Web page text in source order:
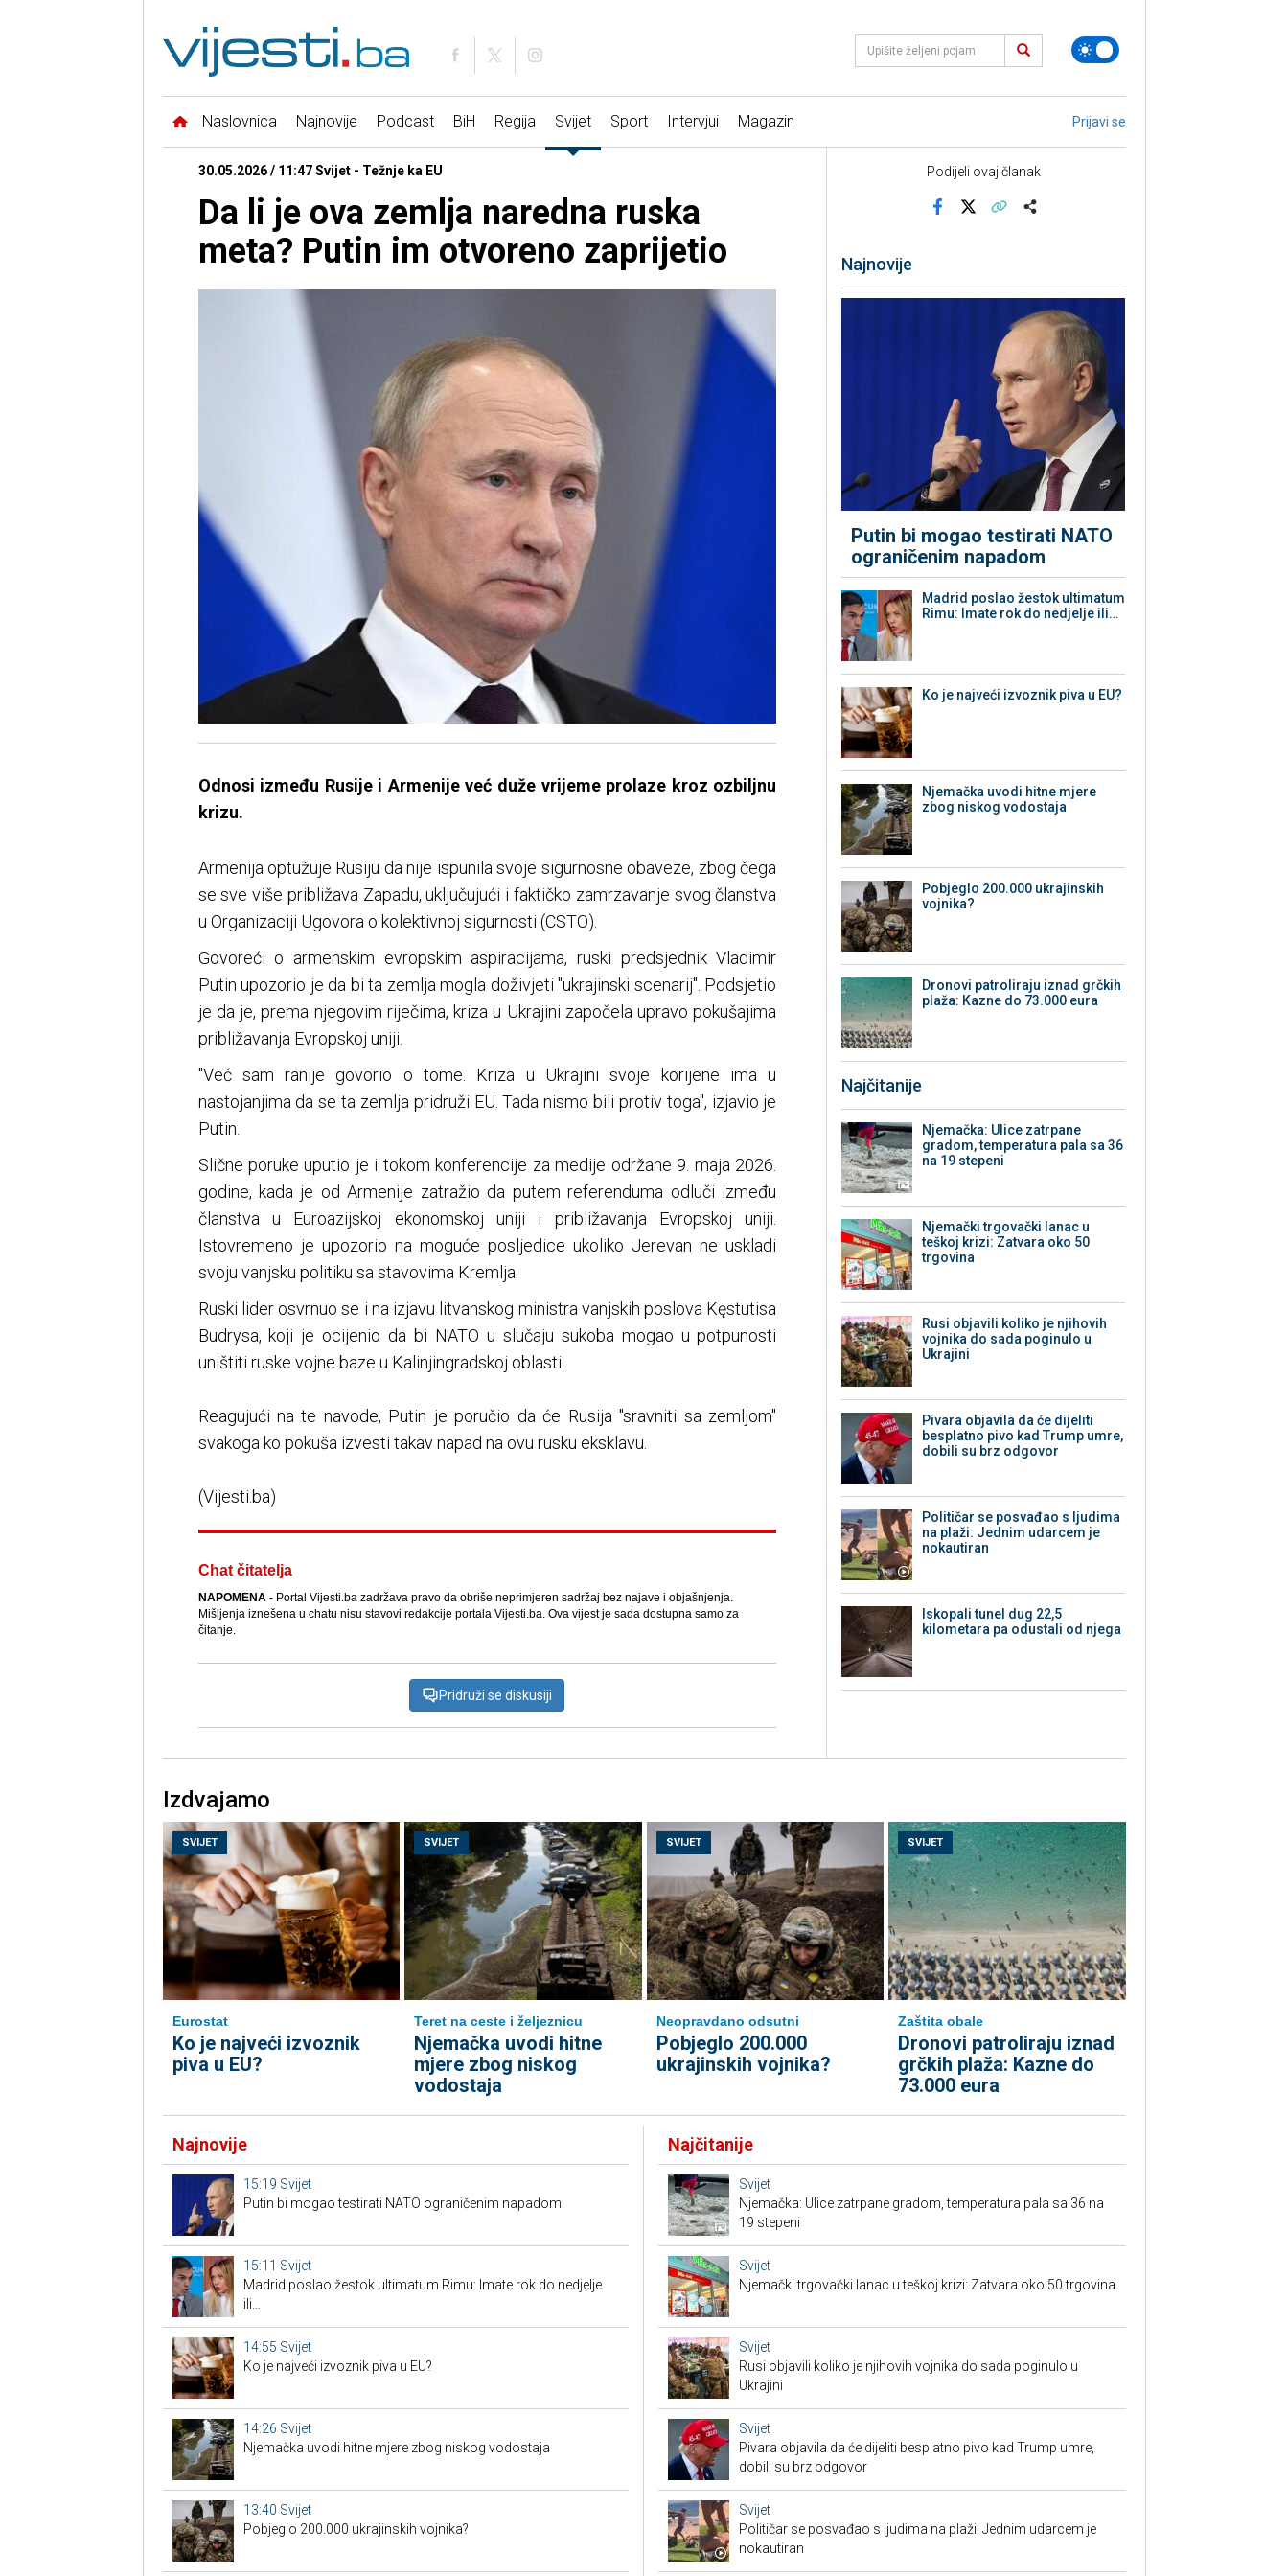
Naslovnica Najnovije Podcast BiH Regija Svijet Sport Intervjui Magazin Prijavi se
30.05.2026 / 11:47 Svijet - Težnje ka EU
Da li je ova zemlja naredna ruska
meta? Putin im otvoreno zaprijetio
Odnosi između Rusije i Armenije već duže vrijeme prolaze kroz ozbiljnu
krizu.
Armenija optužuje Rusiju da nije ispunila svoje sigurnosne obaveze, zbog čega
se sve više približava Zapadu, uključujući i faktičko zamrzavanje svog članstva
u Organizaciji Ugovora o kolektivnoj sigurnosti (CSTO).
Govoreći o armenskim evropskim aspiracijama, ruski predsjednik Vladimir
Putin upozorio je da bi ta zemlja mogla doživjeti "ukrajinski scenarij". Podsjetio
je da je, prema njegovim riječima, kriza u Ukrajini započela upravo pokušajima
približavanja Evropskoj uniji.
"Već sam ranije govorio o tome. Kriza u Ukrajini svoje korijene ima u
nastojanjima da se ta zemlja pridruži EU. Tada nismo bili protiv toga", izjavio je
Putin.
Slične poruke uputio je i tokom konferencije za medije održane 9. maja 2026.
godine, kada je od Armenije zatražio da putem referenduma odluči između
članstva u Euroazijskoj ekonomskoj uniji i približavanja Evropskoj uniji.
Istovremeno je upozorio na moguće posljedice ukoliko Jerevan ne uskladi
svoju vanjsku politiku sa stavovima Kremlja.
Ruski lider osvrnuo se i na izjavu litvanskog ministra vanjskih poslova Kęstutisa
Budrysa, koji je ocijenio da bi NATO u slučaju sukoba mogao u potpunosti
uništiti ruske vojne baze u Kalinjingradskoj oblasti.
Reagujući na te navode, Putin je poručio da će Rusija "sravniti sa zemljom"
svakoga ko pokuša izvesti takav napad na ovu rusku eksklavu.
(Vijesti.ba)
Chat čitatelja
NAPOMENA- Portal Vijesti.ba zadržava pravo da obriše neprimjeren sadržaj bez najave i objašnjenja.
Mišljenja iznešena u chatu nisu stavovi redakcije portala Vijesti.ba. Ova vijest je sada dostupna samo za
čitanje.
Pridruži se diskusiji
Podijeli ovaj članak
Najnovije
Putin bi mogao testirati NATO
ograničenim napadom
Madrid poslao žestok ultimatum
Rimu: Imate rok do nedjelje ili…
Ko je najveći izvoznik piva u EU?
Njemačka uvodi hitne mjere
zbog niskog vodostaja
Pobjeglo 200.000 ukrajinskih
vojnika?
Dronovi patroliraju iznad grčkih
plaža: Kazne do 73.000 eura
Najčitanije
Njemačka: Ulice zatrpane
gradom, temperatura pala sa 36
na 19 stepeni
Njemački trgovački lanac u
teškoj krizi: Zatvara oko 50
trgovina
Rusi objavili koliko je njihovih
vojnika do sada poginulo u
Ukrajini
Pivara objavila da će dijeliti
besplatno pivo kad Trump umre,
dobili su brz odgovor
Političar se posvađao s ljudima
na plaži: Jednim udarcem je
nokautiran
Iskopali tunel dug 22,5
kilometara pa odustali od njega
Izdvajamo
SVIJET
Eurostat
Ko je najveći izvoznik
piva u EU?
SVIJET
Teret na ceste i željeznicu
Njemačka uvodi hitne
mjere zbog niskog
vodostaja
SVIJET
Neopravdano odsutni
Pobjeglo 200.000
ukrajinskih vojnika?
SVIJET
Zaštita obale
Dronovi patroliraju iznad
grčkih plaža: Kazne do
73.000 eura
Najnovije
15:19 Svijet
Putin bi mogao testirati NATO ograničenim napadom
15:11 Svijet
Madrid poslao žestok ultimatum Rimu: Imate rok do nedjelje
ili…
14:55 Svijet
Ko je najveći izvoznik piva u EU?
14:26 Svijet
Njemačka uvodi hitne mjere zbog niskog vodostaja
13:40 Svijet
Pobjeglo 200.000 ukrajinskih vojnika?
Najčitanije
Svijet
Njemačka: Ulice zatrpane gradom, temperatura pala sa 36 na
19 stepeni
Svijet
Njemački trgovački lanac u teškoj krizi: Zatvara oko 50 trgovina
Svijet
Rusi objavili koliko je njihovih vojnika do sada poginulo u
Ukrajini
Svijet
Pivara objavila da će dijeliti besplatno pivo kad Trump umre,
dobili su brz odgovor
Svijet
Političar se posvađao s ljudima na plaži: Jednim udarcem je
nokautiran